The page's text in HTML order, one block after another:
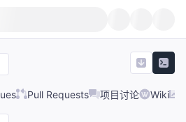
Pull Requests 项目讨论 Wiki